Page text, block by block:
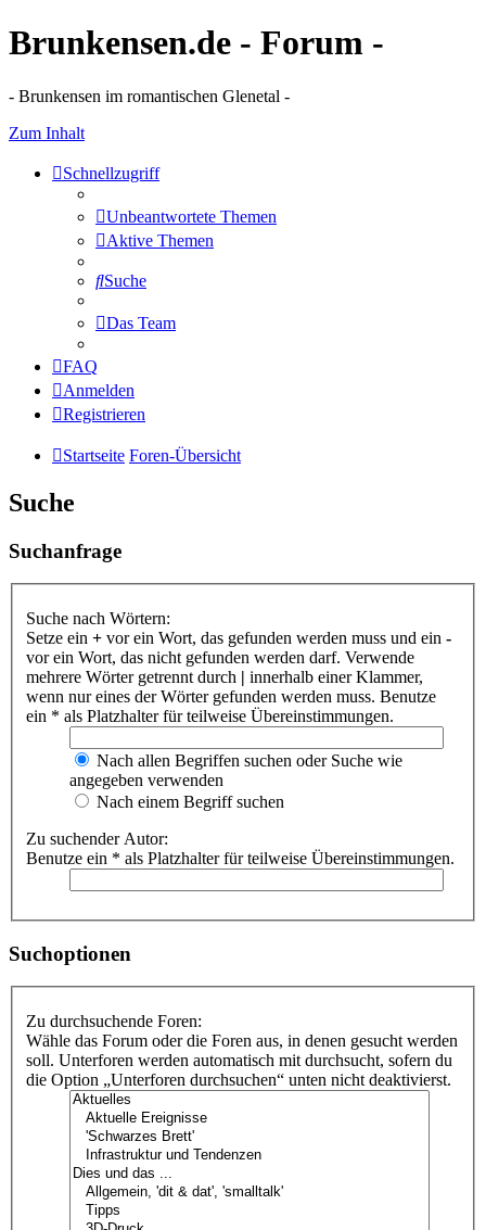
Brunkensen.de - Forum -
- Brunkensen im romantischen Glenetal -
Zum Inhalt
Schnellzugriff
Unbeantwortete Themen
Aktive Themen
Suche
Das Team
FAQ
Anmelden
Registrieren
Startseite Foren-Übersicht
Suche
Suchanfrage
Suche nach Wörtern:
Setze ein + vor ein Wort, das gefunden werden muss und ein -
vor ein Wort, das nicht gefunden werden darf. Verwende
mehrere Wörter getrennt durch | innerhalb einer Klammer,
wenn nur eines der Wörter gefunden werden muss. Benutze
ein * als Platzhalter für teilweise Übereinstimmungen.
Nach allen Begriffen suchen oder Suche wie
angegeben verwenden
Nach einem Begriff suchen
Zu suchender Autor:
Benutze ein * als Platzhalter für teilweise Übereinstimmungen.
Suchoptionen
Zu durchsuchende Foren:
Wähle das Forum oder die Foren aus, in denen gesucht werden
soll. Unterforen werden automatisch mit durchsucht, sofern du
die Option „Unterforen durchsuchen“ unten nicht deaktivierst.